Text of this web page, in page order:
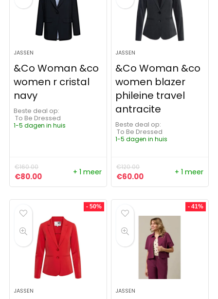
JASSEN
&Co Woman &co
women r cristal
navy
Beste deal op:
To Be Dressed
1-5 dagen in huis
€160.00
Oorspronkelijke prijs was: €160.00.
€80.00Huidige prijs is: €80.00.
+ 1 meer
JASSEN
&Co Woman &co
women blazer
phileine travel
antracite
Beste deal op:
To Be Dressed
1-5 dagen in huis
€120.00
Oorspronkelijke prijs was:
€60.00Huidige prijs is:
+ 1 meer
- 50%
JASSEN
- 41%
JASSEN